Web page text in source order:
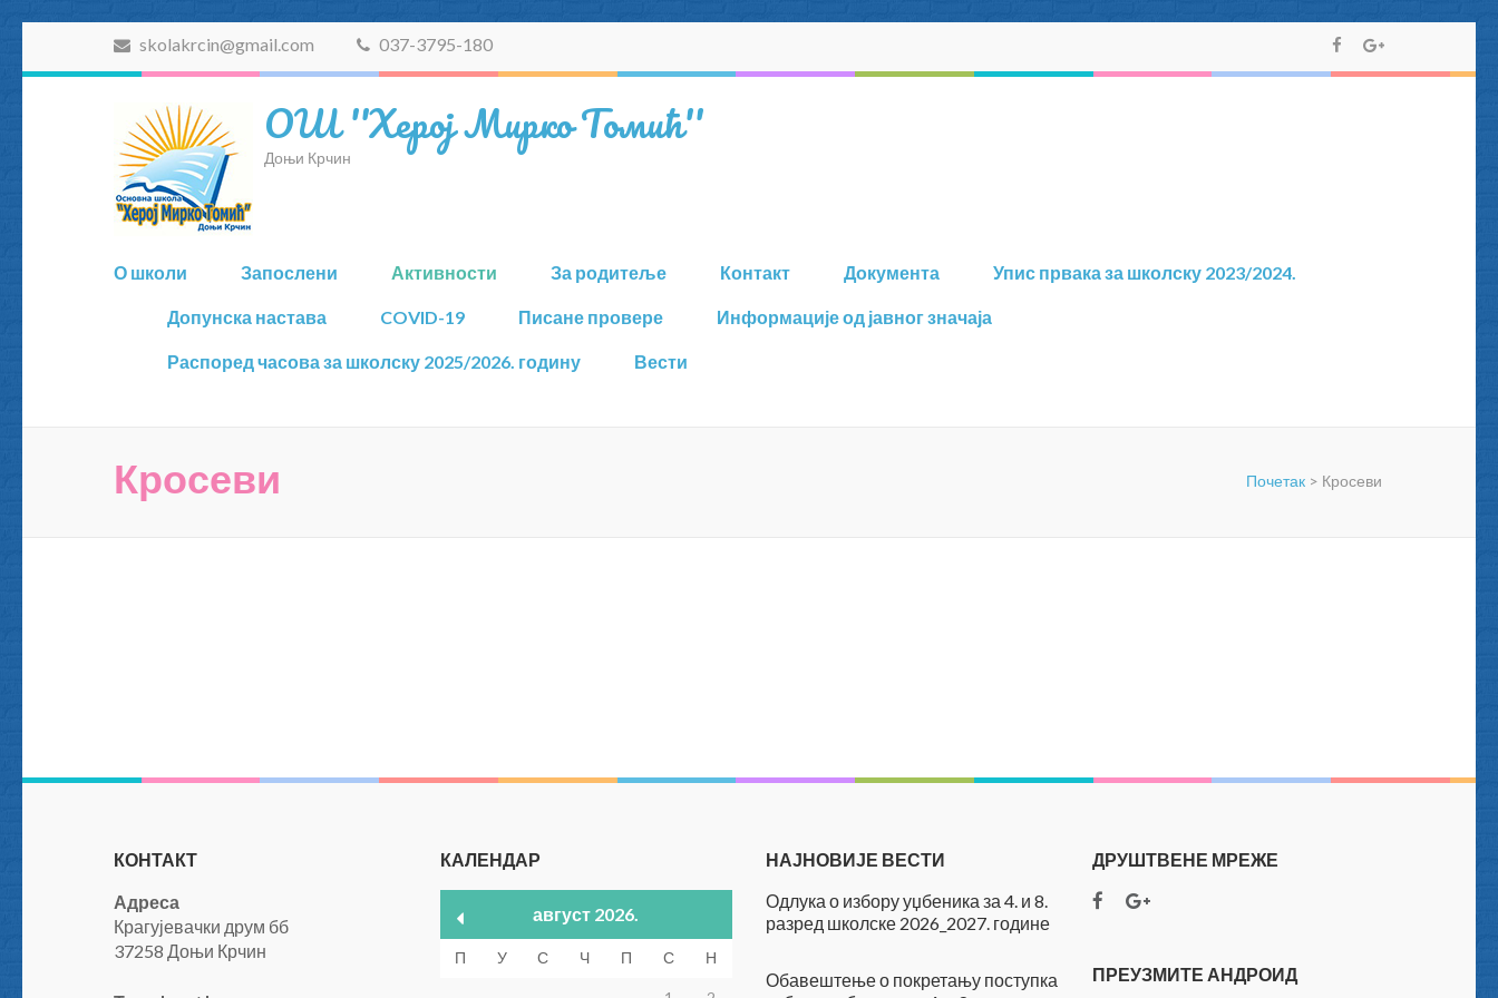
skolakrcin@gmail.com 037-3795-180
ОШ ''Херој Мирко Томић''
Доњи Крчин
О школи Запослени Активности За родитеље Контакт Документа Упис првака за школску 2023/2024.
Допунска настава COVID-19 Писане провере Информације од јавног значаја
Распоред часова за школску 2025/2026. годину Вести
Кросеви Почетак > Кросеви
КОНТАКТ
Адреса
Крагујевачки друм бб
37258 Доњи Крчин
КАЛЕНДАР
август 2026.
П У С Ч П С Н
НАЈНОВИЈЕ ВЕСТИ
Одлука о избору уџбеника за 4. и 8.
разред школске 2026_2027. године
Обавештење о покретању поступка
ДРУШТВЕНЕ МРЕЖЕ
ПРЕУЗМИТЕ АНДРОИД